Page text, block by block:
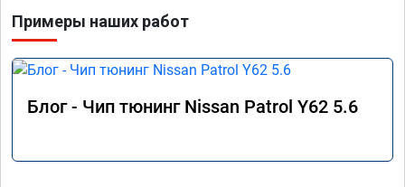
Примеры наших работ
Блог - Чип тюнинг Nissan Patrol Y62 5.6